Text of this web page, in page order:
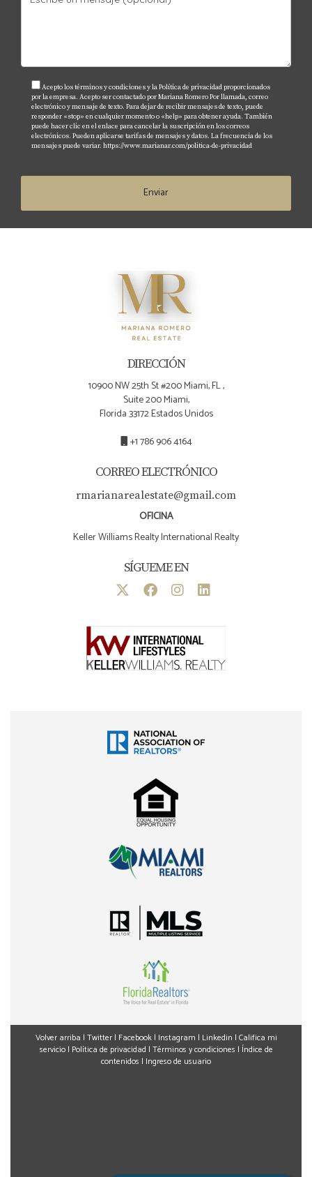
Acepto los términos y condiciones y la Política de privacidad proporcionados
por la empresa. Acepto ser contactado por Mariana Romero Por llamada, correo
electrónico y mensaje de texto. Para dejar de recibir mensajes de texto, puede
responder «stop» en cualquier momento o «help» para obtener ayuda. También
puede hacer clic en el enlace para cancelar la suscripción en los correos
electrónicos. Pueden aplicarse tarifas de mensajes y datos. La frecuencia de los
mensajes puede variar. https://www.marianar.com/politica-de-privacidad
Enviar
DIRECCIÓN
10900 NW 25th St #200 Miami, FL ,
Suite 200 Miami,
Florida 33172 Estados Unidos
+1 786 906 4164
CORREO ELECTRÓNICO
rmarianarealestate@gmail.com
OFICINA
Keller Williams Realty International Realty
SÍGUEME EN
Volver arriba | Twitter| Facebook| Instagram | Linkedin | Califica mi
servicio| Política de privacidad | Términos y condiciones | Índice de
contenidos | Ingreso de usuario